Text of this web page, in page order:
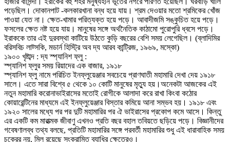
পড়েছিল। দোকানপাট -কলকারখানা বন্ধ হয়ে যায়। শ্রম দেওয়ার মতো শ্রমিকের খোঁজ
পাওয়া যেত না। ক্ষেত-খামার পরিত্যক্ত হয়ে পড়ে। আবাদীজমি সঙ্কুচিত হয়ে পড়ে।
ফসলের ক্ষেত নষ্ট হয়ে যায়। মানুষের সঙ্গে অর্থনৈতিক কাঠামো পুরোপুরি ধ্বসে পড়ে।
ইরাককে তার এই দুরবস্থা কাটিয়ে উঠতে কুড়ি বছরের বেশি সময় লেগেছিল। (ব্লাদিমির
বরিসবিচ লাট্সকি, মডার্ন হিস্ট্রি অব দ্য আরব কান্ট্রিজ, ১৯৬৯, মস্কো)
১৯০০ খৃষ্টাব্দ : দ্য স্প্যানিশ ফ্লু :
স্প্যানিশ ফ্লুর সময় রিয়াদের এক বাজার, ১৯১৮
স্প্যানিশ ফ্লু নামে পরিচিত ইনফ্লুয়েঞ্জার সবচেয়ে প্রাণঘাতী মহামারি দেখা দেয় ১৯১৮
সালে। এতে সারা বিশ্বে ৫ থেকে ১০ কোটি মানুষের মৃত্যু হয়।অনেকটা আজকের এই
নতুন মহামারি করোনাভাইরাসের মতোই রোগীকে আলাদা করে রাখা কিংবা কঠোর
কোয়ারেন্টিনের মাধ্যমে এই ইনফ্লুয়েঞ্জার বিস্তার কমিয়ে আনা সম্ভব হয়। ১৯১৮ এবং
১৯২০ সালের মধ্যে পর পর দুটি মহামারির পর ঐ ভাইরাসের প্রকোপ কমে আসে। কিন্তু
এর একটি কম মারাত্মক জীবাণু এখনও প্রতি বছর বহাল তবিয়তে ছড়িয়ে পড়ে। বিজ্ঞানীদের
গবেষণালব্ধ তথ্য বলছে, প্রতিটি মহামারির সঙ্গে পরবর্তী মহামারির শুধু এই ধারাবাহিক সময়
চক্রের নয়, মিল রয়েছে সংক্রামিত ব্যাধির ক্ষেত্রেও।